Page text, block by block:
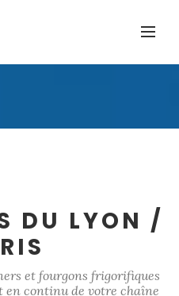
DU LYON /
et fourgons frigorifiques
continu de votre chaîne